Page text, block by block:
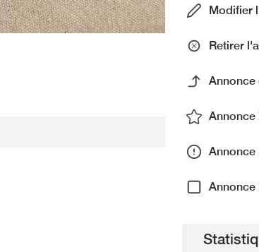
Modifier
Retirer
Annonce
Annonce
Annonce
Annonce